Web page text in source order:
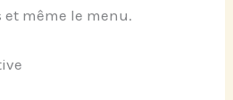
même le menu.